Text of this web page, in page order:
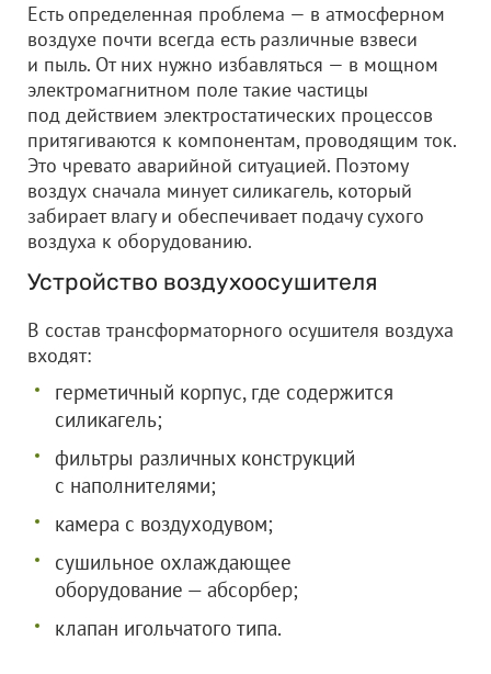
Есть определенная проблема — в атмосферном
воздухе почти всегда есть различные взвеси
и пыль. От них нужно избавляться — в мощном
электромагнитном поле такие частицы
под действием электростатических процессов
притягиваются к компонентам, проводящим ток.
Это чревато аварийной ситуацией. Поэтому
воздух сначала минует силикагель, который
забирает влагу и обеспечивает подачу сухого
воздуха к оборудованию.
Устройство воздухоосушителя
В состав трансформаторного осушителя воздуха
входят:
герметичный корпус, где содержится
силикагель;
фильтры различных конструкций
с наполнителями;
камера с воздуходувом;
сушильное охлаждающее
оборудование — абсорбер;
клапан игольчатого типа.